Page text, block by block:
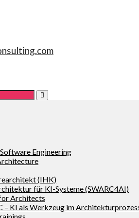
Engineering
(IHK)
für KI-Systeme (SWARC4AI)
Architects
– KI als Werkzeug im